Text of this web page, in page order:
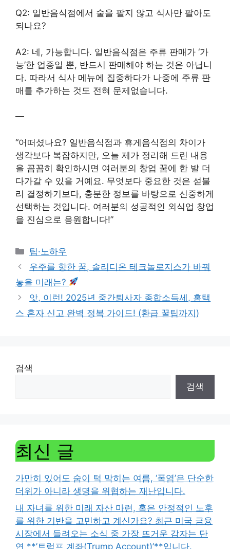
Q2: 일반음식점에서 술을 팔지 않고 식사만 팔아도
되나요?
A2: 네, 가능합니다. 일반음식점은 주류 판매가 ‘가
능’한 업종일 뿐, 반드시 판매해야 하는 것은 아닙니
다. 따라서 식사 메뉴에 집중하다가 나중에 주류 판
매를 추가하는 것도 전혀 문제없습니다.
—
“어떠셨나요? 일반음식점과 휴게음식점의 차이가
생각보다 복잡하지만, 오늘 제가 정리해 드린 내용
을 꼼꼼히 확인하시면 여러분의 창업 꿈에 한 발 더
다가갈 수 있을 거예요. 무엇보다 중요한 것은 섣불
리 결정하기보다, 충분한 정보를 바탕으로 신중하게
선택하는 것입니다. 여러분의 성공적인 외식업 창업
을 진심으로 응원합니다!”
Categories
팁·노하우
우주를 향한 꿈, 솔리디온 테크놀로지스가 바꿔
놓을 미래는?
앗, 이런! 2025년 중간퇴사자 종합소득세, 홈택
스 혼자 신고 완벽 정복 가이드! (환급 꿀팁까지)
검색
검색
최신 글
가만히 있어도 숨이 턱 막히는 여름, ‘폭염’은 단순한
더위가 아니라 생명을 위협하는 재난입니다.
내 자녀를 위한 미래 자산 마련, 혹은 안정적인 노후
를 위한 기반을 고민하고 계신가요? 최근 미국 금융
시장에서 들려오는 소식 중 가장 뜨거운 감자는 단
연 **’트럼프 계좌(Trump Account)’**입니다.